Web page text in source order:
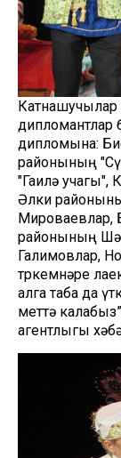
Катнашучылар
дипломантлар
дипломына:
районының
"Гаилә учагы",
Әлки
Мироваевлар,
районының
Галимовлар,
төркемнәре
алга таба да
өметтә
агентлыгы